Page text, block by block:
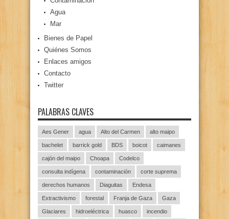
Agua
Mar
Bienes de Papel
Quiénes Somos
Enlaces amigos
Contacto
Twitter
PALABRAS CLAVES
Aes Gener agua Alto del Carmen alto maipo
bachelet barrick gold BDS boicot caimanes
cajón del maipo Choapa Codelco
consulta indígena contaminación corte suprema
derechos humanos Diaguitas Endesa
Extractivismo forestal Franja de Gaza Gaza
Glaciares hidroeléctrica huasco incendio